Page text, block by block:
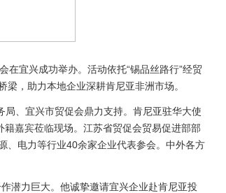
宜兴成功举办。活动依托“锡品丝路行”经贸
，助力本地企业深耕肯尼亚非洲市场。
、宜兴市贸促会鼎力支持。肯尼亚驻华大使
嘉宾莅临现场。江苏省贸促会贸易促进部部
、电力等行业40余家企业代表参会。中外各方
潜力巨大。他诚挚邀请宜兴企业赴肯尼亚投